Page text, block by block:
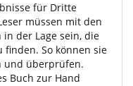
für Dritte
müssen mit den
der Lage sein, die
So können sie
und überprüfen.
Buch zur Hand